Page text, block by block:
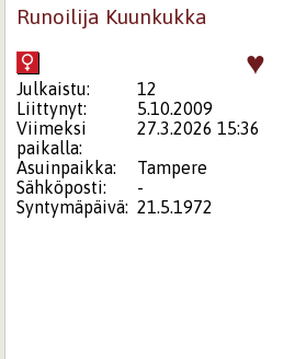
Runoilija Kuunkukka
♥
Julkaistu:
12
Liittynyt:
5.10.2009
Viimeksi
paikalla:
27.3.2026 15:36
Asuinpaikka:
Tampere
Sähköposti:
-
Syntymäpäivä: 21.5.1972